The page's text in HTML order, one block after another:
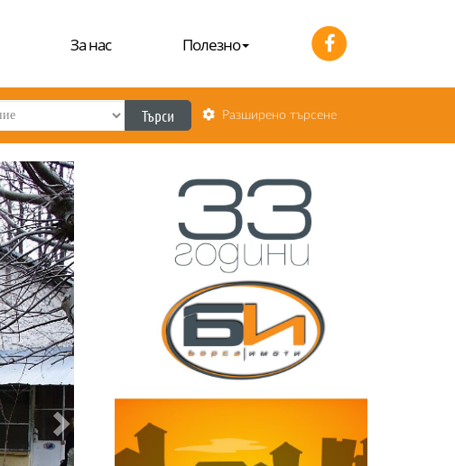
За нас Полезно
Търси Разширено търсене
Next